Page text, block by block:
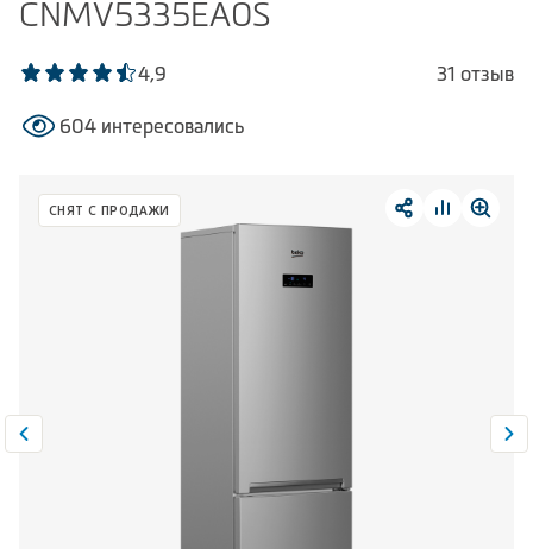
Стиральные и сушильные машины
Посудомоечные машины
Плиты
Малая бытовая техника
Климатическая техника
CNMV5335EA0S
4,9 31 отзыв
604 интересовались
СНЯТ С ПРОДАЖИ